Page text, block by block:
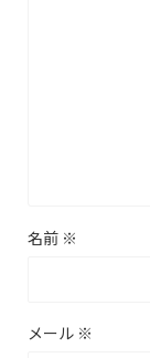
名前 ※
メール ※